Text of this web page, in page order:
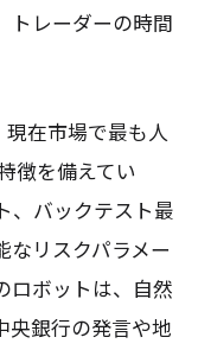
トレーダーの時間
在市場で最も人
徴を備えてい
、バックテスト最
なリスクパラメー
ロボットは、自然
央銀行の発言や地